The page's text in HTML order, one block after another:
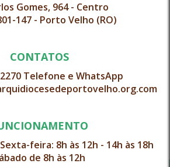
Gomes, 964 - Centro
147 - Porto Velho (RO)
CONTATOS
Telefone e WhatsApp
feira: 8h às 12h - 14h às 18h
de 8h às 12h